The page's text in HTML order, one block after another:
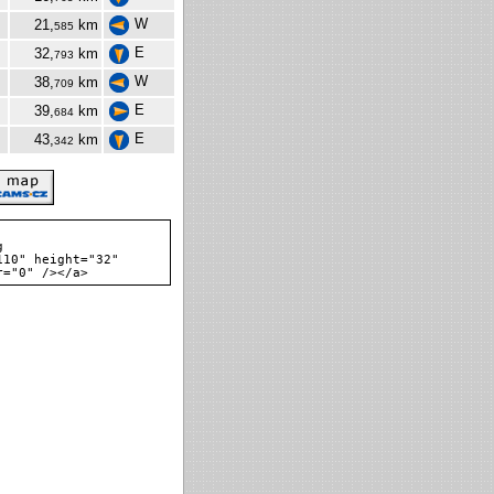
21, 585 km
W
32, 793 km
E
38, 709 km
W
39, 684 km
E
43, 342 km E
height="32"
/></a>